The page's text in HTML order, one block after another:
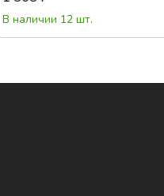
В наличии 12 шт.